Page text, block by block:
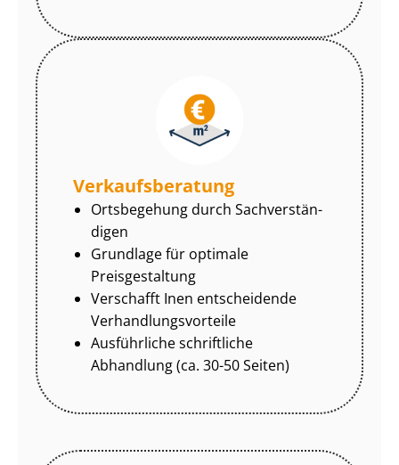
Ver­kaufs­be­ra­tung
Ortsbegehung durch Sach­ver­stän­
di­gen
Grundlage für optimale
Preisgestaltung
Verschafft Inen entscheidende
Ver­hand­lungs­vor­tei­le
Ausführliche schriftliche
Abhandlung (ca. 30-50 Seiten)